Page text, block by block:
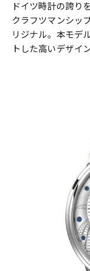
ドイツ時計の誇り
クラフツマンシッ
リジナル。本モデ
トした高いデザイ